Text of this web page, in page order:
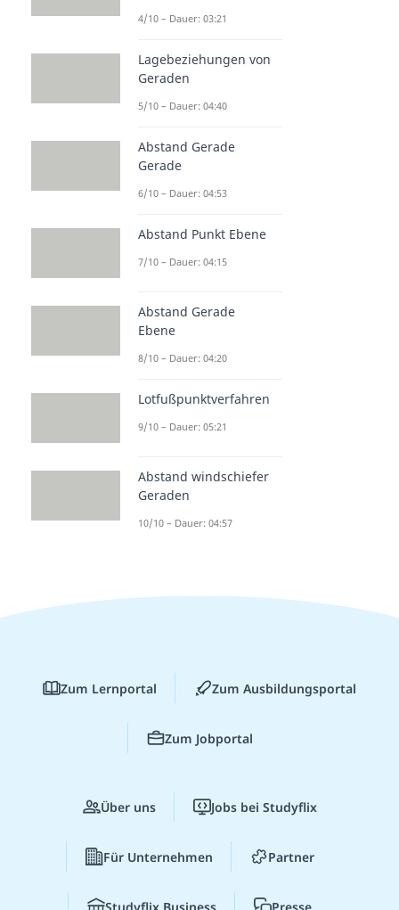
4/10 – Dauer: 03:21
Lagebeziehungen von
Geraden
5/10 – Dauer: 04:40
Abstand Gerade
Gerade
6/10 – Dauer: 04:53
Abstand Punkt Ebene
7/10 – Dauer: 04:15
Abstand Gerade
Ebene
8/10 – Dauer: 04:20
Lotfußpunktverfahren
9/10 – Dauer: 05:21
Abstand windschiefer
Geraden
10/10 – Dauer: 04:57
Zum Lernportal Zum Ausbildungsportal
Zum Jobportal
Über uns Jobs bei Studyflix
Für Unternehmen Partner
Studyflix Business Presse